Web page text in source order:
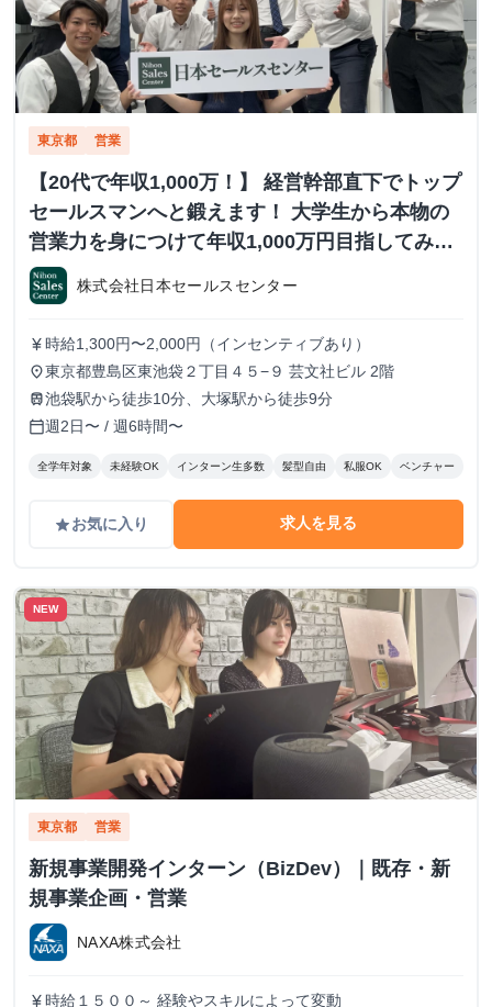
東京都 営業
【20代で年収1,000万！】 経営幹部直下でトップ
セールスマンへと鍛えます！ 大学生から本物の
営業力を身につけて年収1,000万円目指してみま
せんか？ ※当社直結内定あり #学歴不問 #未経験
可 #1.2年生可 - 株式会社日本セールスセンター
の長期・有給インターンシップ
株式会社日本セールスセンター
currency_yen 時給1,300円〜2,000円（インセンティブあり）
place東京都豊島区東池袋２丁目４５−９ 芸文社ビル 2階
train池袋駅から徒歩10分、大塚駅から徒歩9分
calendar_today週2日〜 / 週6時間〜
全学年対象 未経験OK インターン生多数 髪型自由 私服OK ベンチャー
gradeお気に入り 求人を見る
NEW
東京都 営業
新規事業開発インターン（BizDev）｜既存・新
規事業企画・営業
NAXA株式会社
currency_yen 時給１５００～ 経験やスキルによって変動